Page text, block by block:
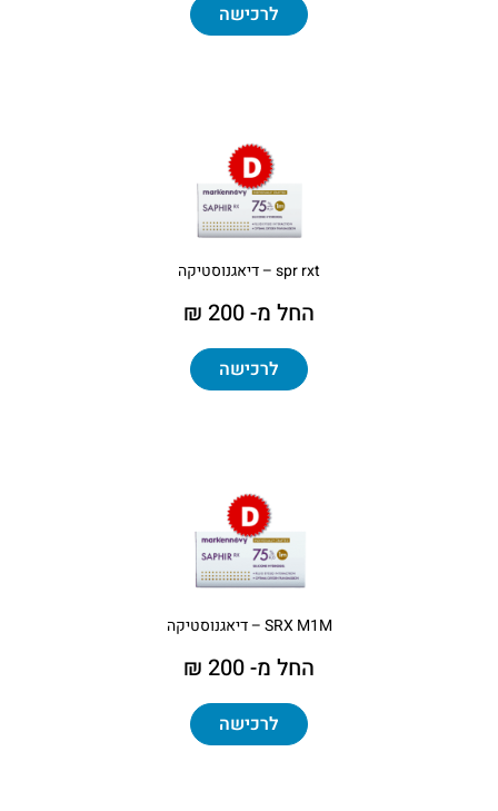
לרכישה
spr rxt – דיאגנוסטיקה
החל מ- 200 ₪
לרכישה
SRX M1M – דיאגנוסטיקה
החל מ- 200 ₪
לרכישה